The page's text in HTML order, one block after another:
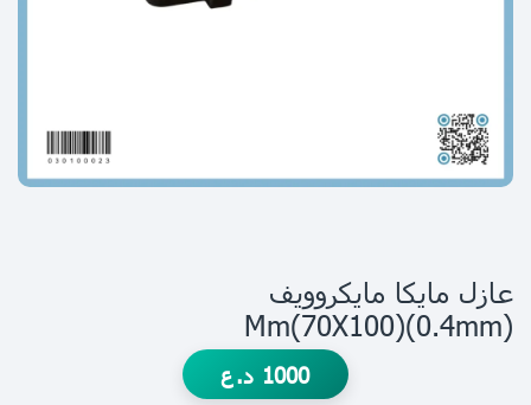
عازل مايكا مايكروويف
(0.4mm)mm(70X100)
1000 د.ع